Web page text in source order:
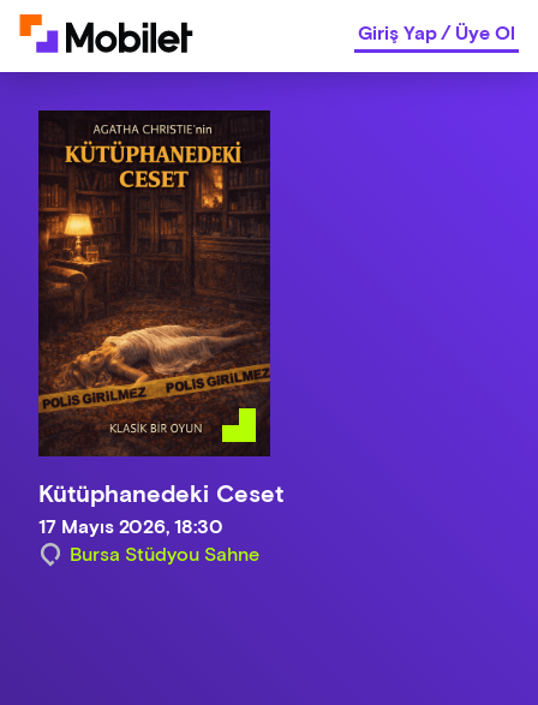
Giriş Yap/Üye Ol
Kütüphanedeki Ceset
17 Mayıs 2026, 18:30
Bursa Stüdyou Sahne